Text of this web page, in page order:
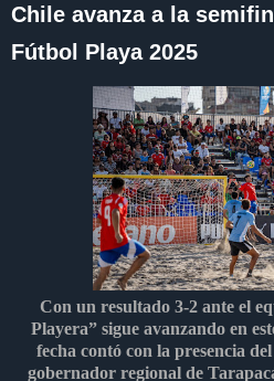
Chile avanza a la
Fútbol Playa 2025
Con un resultado 3-2 ante el
Playera” sigue avanzando en
fecha contó con la presencia
gobernador regional de